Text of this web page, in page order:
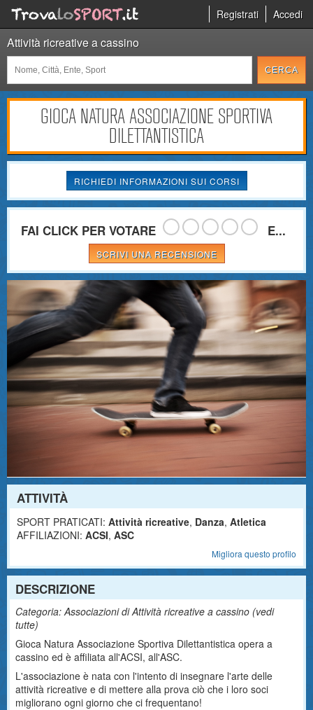
Registrati Accedi
Attività ricreative a cassino
GIOCA NATURA ASSOCIAZIONE SPORTIVA
DILETTANTISTICA
RICHIEDI INFORMAZIONI SUI CORSI
FAI CLICK PER VOTARE E...
SCRIVI UNA RECENSIONE
ATTIVITÀ
SPORT PRATICATI: Attività ricreative, Danza, Atletica
AFFILIAZIONI: ACSI, ASC
Migliora questo profilo
DESCRIZIONE
Categoria: Associazioni di Attività ricreative a cassino (vedi
tutte)
Gioca Natura Associazione Sportiva Dilettantistica opera a
cassino ed è affiliata all'ACSI, all'ASC.
L'associazione è nata con l'intento di insegnare l'arte delle
attività ricreative e di mettere alla prova ciò che i loro soci
migliorano ogni giorno che ci frequentano!